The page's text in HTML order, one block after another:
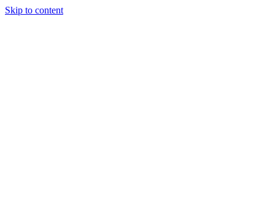
Skip to content